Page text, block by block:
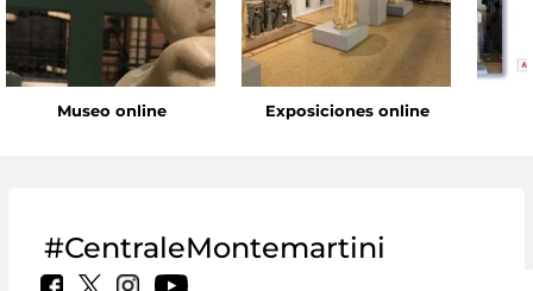
Museo online Exposiciones online
#CentraleMontemartini